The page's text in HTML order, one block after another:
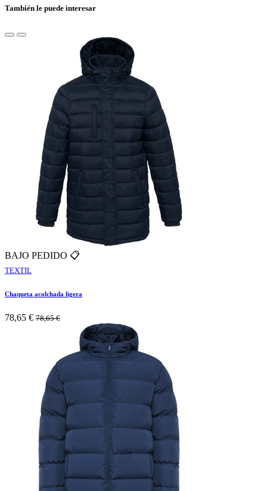
También le puede interesar
BAJO PEDIDO 📋
TEXTIL
Chaqueta acolchada ligera
78,65 € 78,65€